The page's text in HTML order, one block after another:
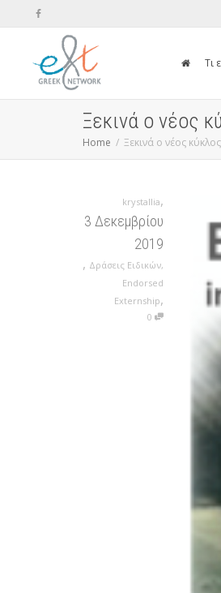
Τι
Ξεκινά ο νέος
Home Ξεκινά ο νέος
krystallia,
3 Δεκεμβρίου
2019
, Δράσεις Ειδικών,
Endorsed
Externship,
0